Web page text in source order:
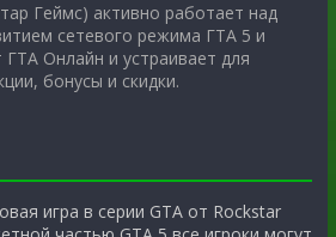
Геймс) активно работает над
сетевого режима ГТА 5 и
ГТА Онлайн и устраивает для
бонусы и скидки.
игра в серии GTA от Rockstar